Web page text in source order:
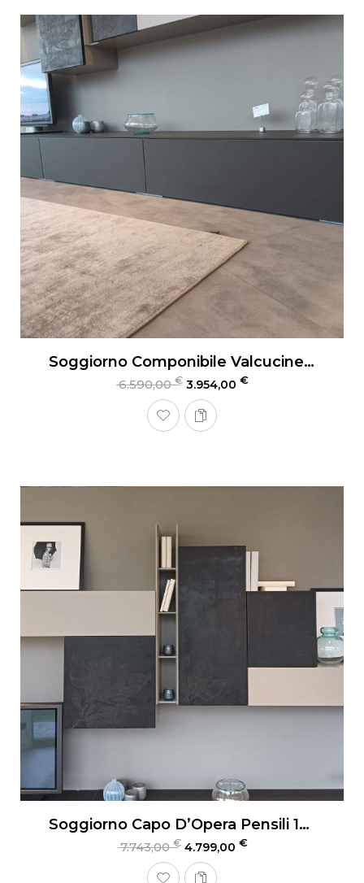
Soggiorno Componibile Valcucine Artematica Living
6.590,00€ 3.954,00 €
Soggiorno Capo D’Opera Pensili 135
7.743,00€ 4.799,00 €